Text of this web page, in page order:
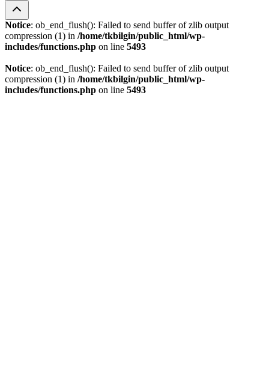
Notice: ob_end_flush(): Failed to send buffer of zlib output
compression (1) in /home/tkbilgin/public_html/wp-
includes/functions.php on line 5493
Notice: ob_end_flush(): Failed to send buffer of zlib output
compression (1) in /home/tkbilgin/public_html/wp-
includes/functions.php on line 5493